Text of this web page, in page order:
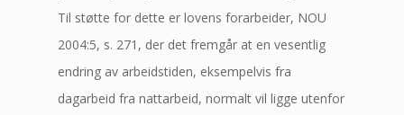
Til støtte for dette er lovens forarbeider, NOU
2004:5, s. 271, der det fremgår at en vesentlig
endring av arbeidstiden, eksempelvis fra
dagarbeid fra nattarbeid, normalt vil ligge utenfor